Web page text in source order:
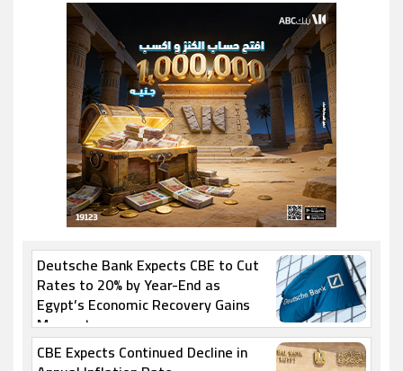
Deutsche Bank Expects CBE to Cut
Rates to 20% by Year-End as
Egypt’s Economic Recovery Gains
Momentum
CBE Expects Continued Decline in